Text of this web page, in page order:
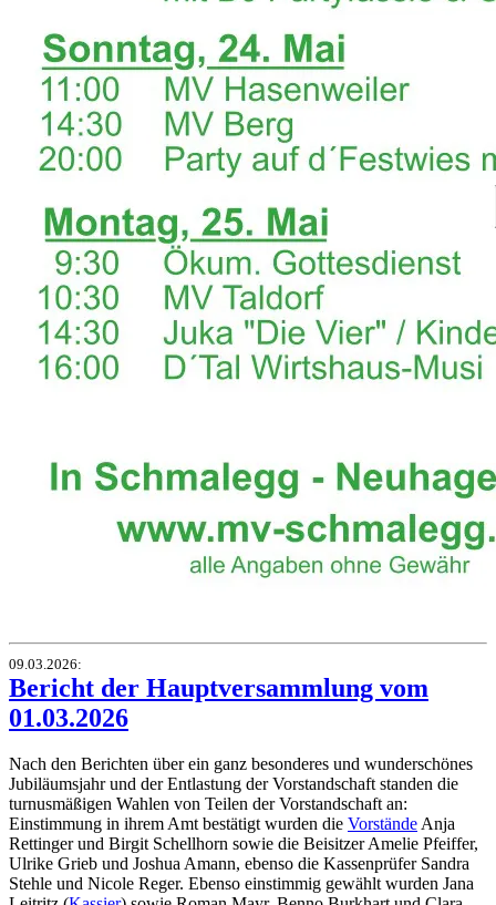
09.03.2026:
Bericht der Hauptversammlung vom
01.03.2026
Nach den Berichten über ein ganz besonderes und wunderschönes
Jubiläumsjahr und der Entlastung der Vorstandschaft standen die
turnusmäßigen Wahlen von Teilen der Vorstandschaft an:
Einstimmung in ihrem Amt bestätigt wurden die VorständeAnja
Rettinger und Birgit Schellhorn sowie die Beisitzer Amelie Pfeiffer,
Ulrike Grieb und Joshua Amann, ebenso die Kassenprüfer Sandra
Stehle und Nicole Reger. Ebenso einstimmig gewählt wurden Jana